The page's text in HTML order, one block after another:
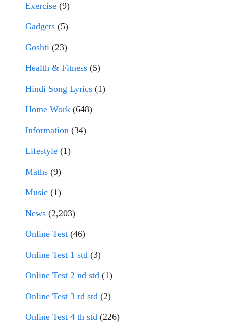
Exercise (9)
Gadgets (5)
Goshti (23)
Health & Fitness (5)
Hindi Song Lyrics (1)
Home Work (648)
Information (34)
Lifestyle (1)
Maths (9)
Music (1)
News (2,203)
Online Test (46)
Online Test 1 std (3)
Online Test 2 nd std (1)
Online Test 3 rd std (2)
Online Test 4 th std (226)